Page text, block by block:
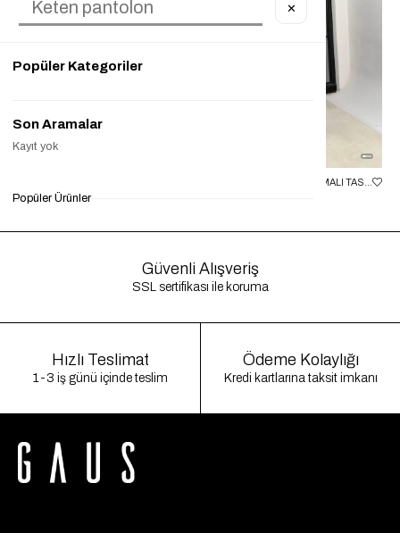
₺999,90
₺2.099,90
Güvenli Alışveriş
SSL sertifikası ile koruma
Hızlı Teslimat
1-3 iş günü içinde teslim
Ödeme Kolaylığı
Kredi kartlarına taksit imkanı
✕
Popüler Kategoriler
Son Aramalar
Kayıt yok
Popüler Ürünler